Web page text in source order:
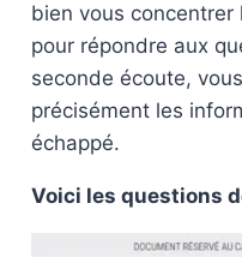
bien vous
pour répondre aux
seconde écoute,
précisément les
échappé.
Voici les questions